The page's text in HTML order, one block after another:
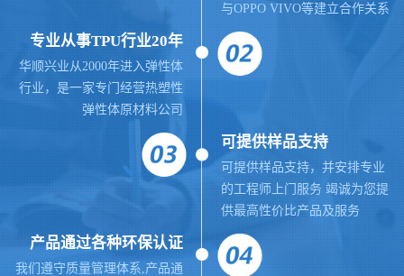
与OPPO VIVO等建立合作关系
专业从事TPU行业20年
华顺兴业从2000年进入弹性体
行业，是一家专门经营热塑性
弹性体原材料公司
可提供样品支持
可提供样品支持，并安排专业
的工程师上门服务 竭诚为您提
供最高性价比产品及服务
产品通过各种环保认证
我们遵守质量管理体系, 产品通